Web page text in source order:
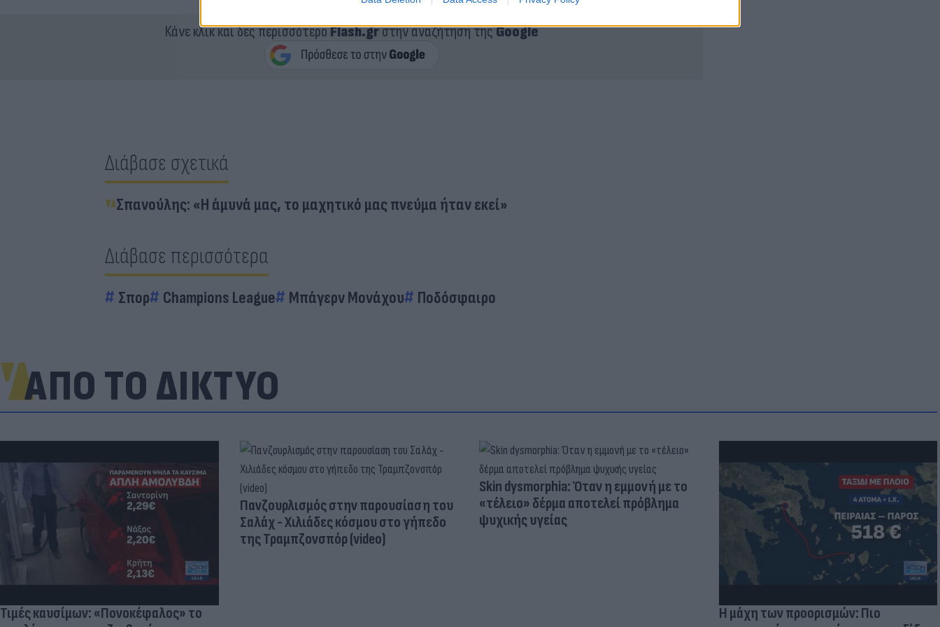
Κάνε κλικ και δες περισσότεροFlash.grστην αναζήτηση τηςGoogle
Διάβασε σχετικά
Σπανούλης: «Η άμυνά μας, το μαχητικό μας πνεύμα ήταν εκεί»
Διάβασε περισσότερα
Σπορ Champions League Μπάγερν Μονάχου Ποδόσφαιρο
ΑΠΟ ΤΟ ΔΙΚΤΥΟ
Τιμές καυσίμων: «Πονοκέφαλος» το
Πανζουρλισμός στην παρουσίαση του
Σαλάχ - Χιλιάδες κόσμου στο γήπεδο
της Τραμπζονσπόρ (video)
Skin dysmorphia: Όταν η εμμονή με το
«τέλειο» δέρμα αποτελεί πρόβλημα
ψυχικής υγείας
Η μάχη των προορισμών: Πιο